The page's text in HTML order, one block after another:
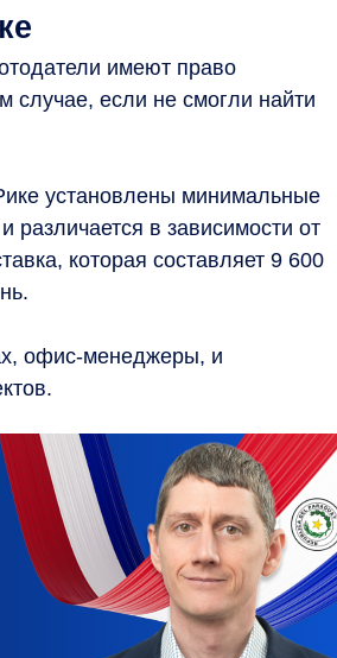
имеют право
случае, если не смогли найти
установлены минимальные
различается в зависимости от
которая составляет 9 600
офис-менеджеры, и